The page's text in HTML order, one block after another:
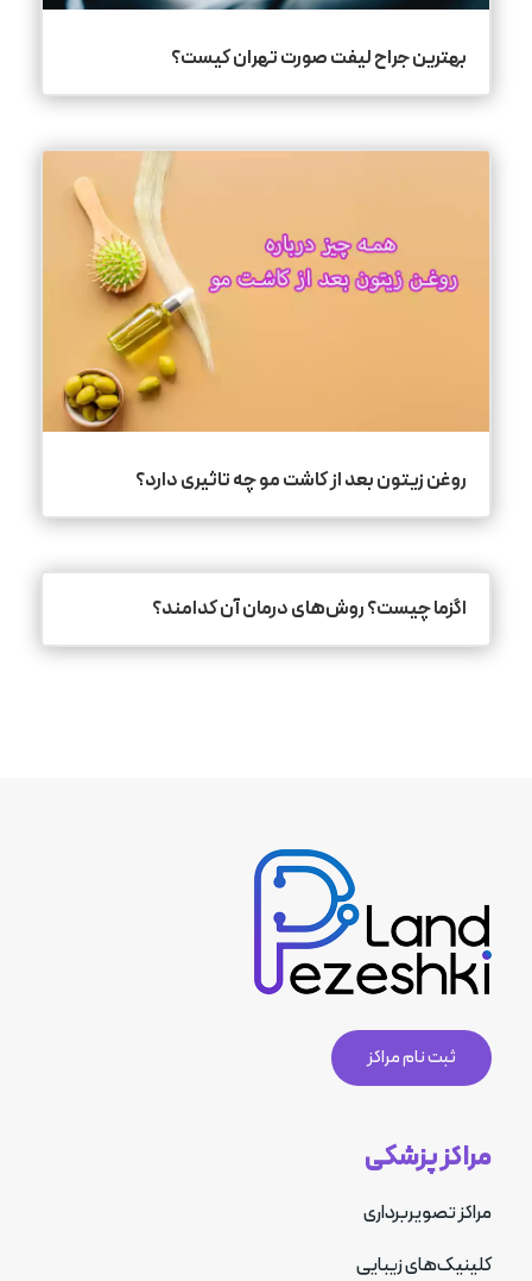
بهترین جراح لیفت صورت تهران کیست؟
روغن زیتون بعد از کاشت مو چه تاثیری دارد؟
اگزما چیست؟ روش‌های درمان آن کدامند؟
مراکز پزشکی
مراکز تصویربرداری
کلینیک‌های زیبایی
ثبت نام مراکز